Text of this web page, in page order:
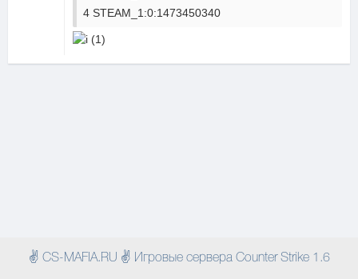
4 STEAM_1:0:1473450340
✌ CS-MAFIA.RU ✌ Игровые сервера Counter Strike 1.6